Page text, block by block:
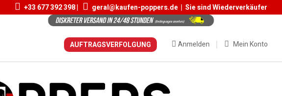
+33 677 392 398 | geral@kaufen-poppers.de | Sie sind Wiederverkäufer
Mein Konto
Anmelden
AUFTRAGSVERFOLGUNG